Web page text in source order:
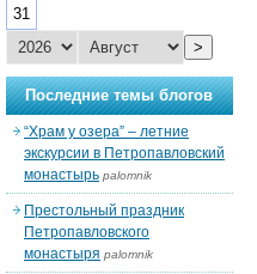
31
>
Последние темы блогов
“Храм у озера” – летние
экскурсии в Петропавловский
монастырь palomnik
Престольный праздник
Петропавловского
монастыря palomnik